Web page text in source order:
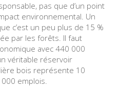
pas que d’un point
environnemental. Un
c’est un peu plus de 15 %
par les forêts. Il faut
avec 440 000
véritable réservoir
bois représente 10
emplois.